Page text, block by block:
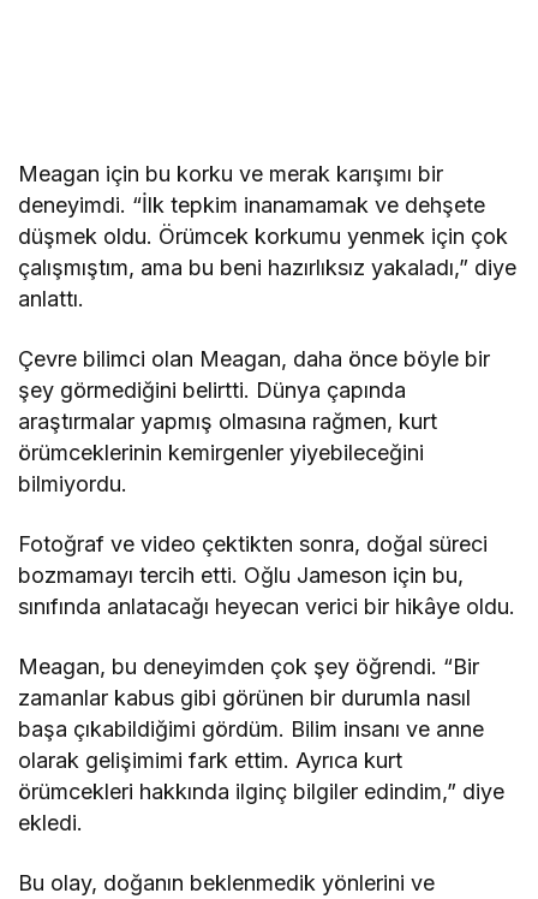
Meagan için bu korku ve merak karışımı bir
deneyimdi. “İlk tepkim inanamamak ve dehşete
düşmek oldu. Örümcek korkumu yenmek için çok
çalışmıştım, ama bu beni hazırlıksız yakaladı,” diye
anlattı.
Çevre bilimci olan Meagan, daha önce böyle bir
şey görmediğini belirtti. Dünya çapında
araştırmalar yapmış olmasına rağmen, kurt
örümceklerinin kemirgenler yiyebileceğini
bilmiyordu.
Fotoğraf ve video çektikten sonra, doğal süreci
bozmamayı tercih etti. Oğlu Jameson için bu,
sınıfında anlatacağı heyecan verici bir hikâye oldu.
Meagan, bu deneyimden çok şey öğrendi. “Bir
zamanlar kabus gibi görünen bir durumla nasıl
başa çıkabildiğimi gördüm. Bilim insanı ve anne
olarak gelişimimi fark ettim. Ayrıca kurt
örümcekleri hakkında ilginç bilgiler edindim,” diye
ekledi.
Bu olay, doğanın beklenmedik yönlerini ve